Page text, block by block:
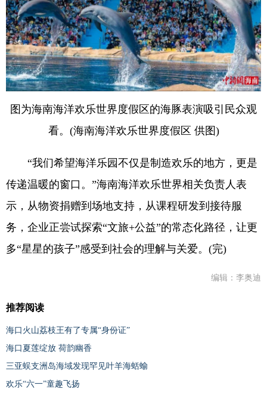
图为海南海洋欢乐世界度假区的海豚表演吸引民众观
看。(海南海洋欢乐世界度假区 供图)
“我们希望海洋乐园不仅是制造欢乐的地方，更是
传递温暖的窗口。”海南海洋欢乐世界相关负责人表
示，从物资捐赠到场地支持，从课程研发到接待服
务，企业正尝试探索“文旅+公益”的常态化路径，让更
多“星星的孩子”感受到社会的理解与关爱。(完)
编辑：李奥迪
推荐阅读
海口火山荔枝王有了专属“身份证”
海口夏莲绽放 荷韵幽香
三亚蜈支洲岛海域发现罕见叶羊海蛞蝓
欢乐“六一”童趣飞扬